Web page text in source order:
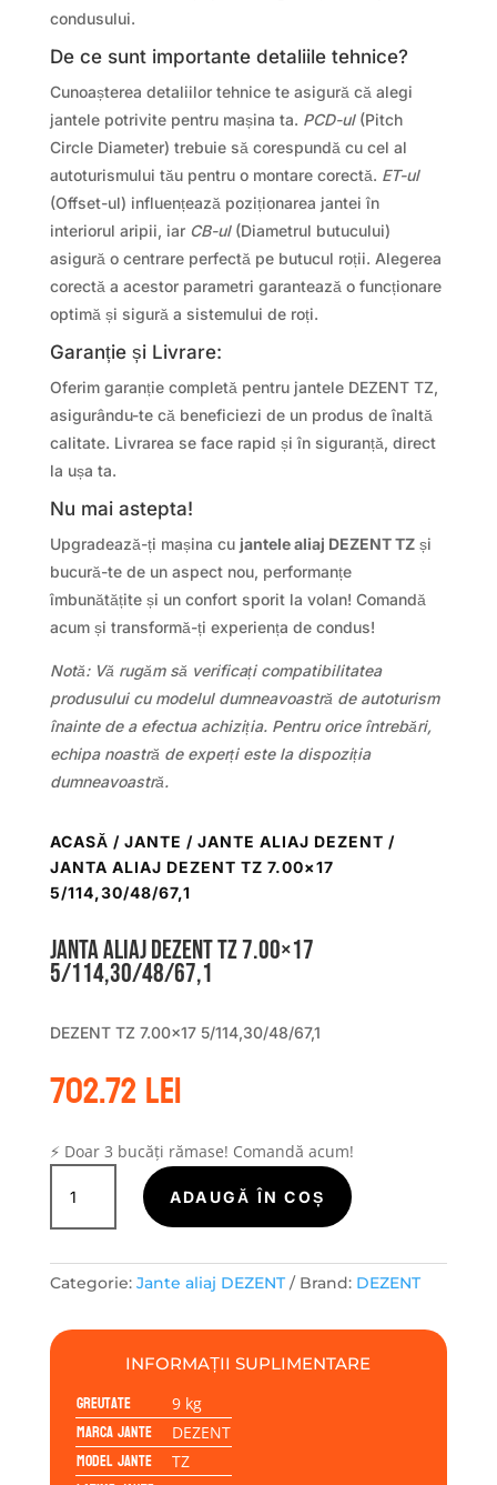
condusului.
De ce sunt importante detaliile tehnice?
Cunoașterea detaliilor tehnice te asigură că alegi
jantele potrivite pentru mașina ta. PCD-ul(Pitch
Circle Diameter) trebuie să corespundă cu cel al
autoturismului tău pentru o montare corectă. ET-ul
(Offset-ul) influențează poziționarea jantei în
interiorul aripii, iar CB-ul(Diametrul butucului)
asigură o centrare perfectă pe butucul roții. Alegerea
corectă a acestor parametri garantează o funcționare
optimă și sigură a sistemului de roți.
Garanție și Livrare:
Oferim garanție completă pentru jantele DEZENT TZ,
asigurându-te că beneficiezi de un produs de înaltă
calitate. Livrarea se face rapid și în siguranță, direct
la ușa ta.
Nu mai astepta!
Upgradează-ți mașina cu jantele aliaj DEZENT TZși
bucură-te de un aspect nou, performanțe
îmbunătățite și un confort sporit la volan! Comandă
acum și transformă-ți experiența de condus!
Notă: Vă rugăm să verificați compatibilitatea
produsului cu modelul dumneavoastră de autoturism
înainte de a efectua achiziția. Pentru orice întrebări,
echipa noastră de experți este la dispoziția
dumneavoastră.
ACASĂ / JANTE / JANTE ALIAJ DEZENT /
JANTA ALIAJ DEZENT TZ 7.00×17
5/114,30/48/67,1
Janta aliaj DEZENT TZ 7.00×17
5/114,30/48/67,1
DEZENT TZ 7.00×17 5/114,30/48/67,1
702.72lei
⚡ Doar 3 bucăți rămase! Comandă acum!
Cantitate
Janta
aliaj
TZ
5/114,30/48/67,1
ADAUGĂ ÎN COȘ
Categorie: Jante aliaj DEZENT Brand: DEZENT
INFORMAȚII SUPLIMENTARE
Greutate 9 kg
Marca jante DEZENT
Model jante TZ